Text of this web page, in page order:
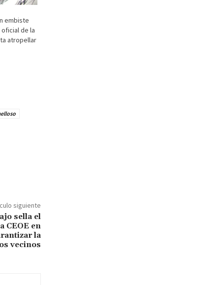
embiste
de la
atropellar
siguiente
sella el
CEOE en
la
vecinos